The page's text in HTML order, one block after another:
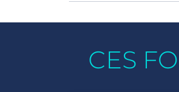
CES